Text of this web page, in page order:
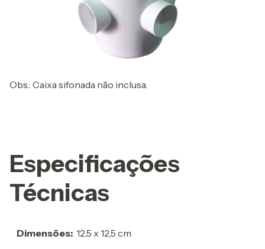
Obs.: Caixa sifonada não inclusa.
Especificações
Técnicas
Dimensões: 12,5 x 12,5 cm